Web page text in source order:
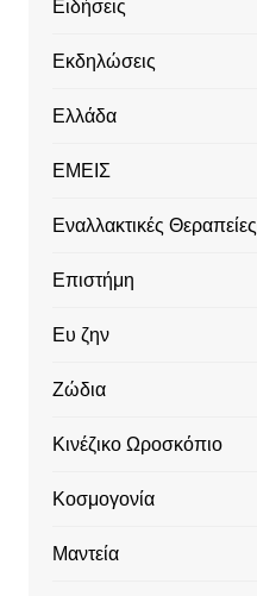
Ειδήσεις
Εκδηλώσεις
Ελλάδα
ΕΜΕΙΣ
Εναλλακτικές Θεραπείες
Επιστήμη
Ευ ζην
Ζώδια
Κινέζικο Ωροσκόπιο
Κοσμογονία
Μαντεία